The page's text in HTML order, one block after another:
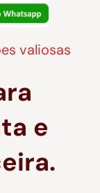
valiosas
e